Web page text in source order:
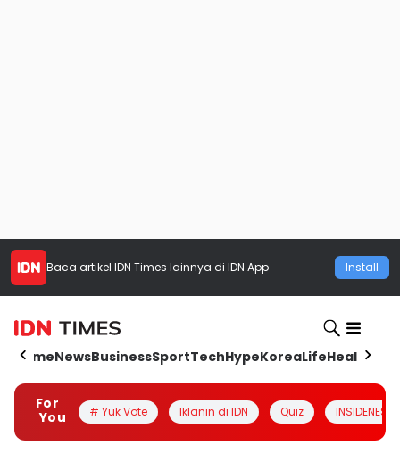
Baca artikel IDN Times lainnya di IDN App Install
HomeNewsBusinessSportTechHypeKoreaLifeHealth
For
You
# Yuk Vote Iklanin di IDN Quiz INSIDENESIA